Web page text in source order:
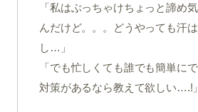
「私はぶっちゃけちょっと諦め
んだけど。。。どうやっても汗
し…」
「でも忙しくても誰でも簡単に
対策があるなら教えて欲しい….!」